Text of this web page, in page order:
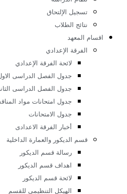
المعهد
الإلتحاق بالمعهد
لائحة الفرقة الإعدادي
جدول الفصل الدراسى الاول
جدول الفصل الدراسى الثانى
جدول امتحانات مواد المناقشة